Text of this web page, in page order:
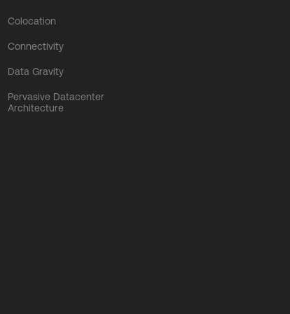
Colocation
Connectivity
Data Gravity
Pervasive Datacenter
Architecture